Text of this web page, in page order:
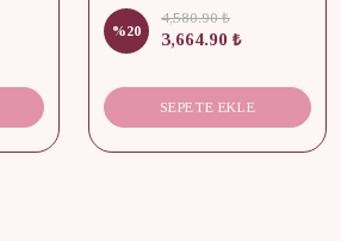
%20
4,580.90 ₺
3,664.90 ₺
SEPETE EKLE